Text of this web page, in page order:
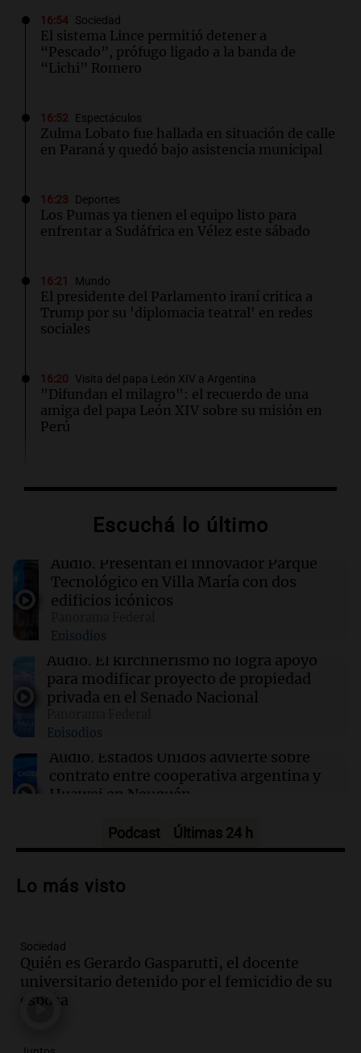
16:54 Sociedad
El sistema Lince permitió detener a
“Pescado”, prófugo ligado a la banda de
“Lichi” Romero
16:52 Espectáculos
Zulma Lobato fue hallada en situación de calle
en Paraná y quedó bajo asistencia municipal
16:23 Deportes
Los Pumas ya tienen el equipo listo para
enfrentar a Sudáfrica en Vélez este sábado
16:21 Mundo
El presidente del Parlamento iraní critica a
Trump por su 'diplomacia teatral' en redes
sociales
16:20 Visita del papa León XIV a Argentina
"Difundan el milagro": el recuerdo de una
amiga del papa León XIV sobre su misión en
Perú
Boca confirmó cuándo llegará al país el
16:06 Mundo
Crisis sanitaria en Cisjordania: las políticas
israelíes afectan gravemente el acceso a la
salud
16:02 Mundo
Las primarias de Tennessee marcan el debut
de un controvertido mapa parlamentario que
divide Memphis
16:00 Política y Economía
Dólar hoy, dólar blue hoy: a cuánto cerró este
jueves 6 de agosto
Escuchá lo último
Audio. Presentan el innovador Parque
Tecnológico en Villa María con dos
edificios icónicos
Episodios
Audio. El kirchnerismo no logra apoyo
para modificar proyecto de propiedad
privada en el Senado Nacional
Episodios
Audio. Estados Unidos advierte sobre
contrato entre cooperativa argentina y
Huawei en Neuquén
Audio.El vicegobernador de Salta resalta
provincia y su integración
Audio.
recordó su paso por Perú: "Nos decía
siempre: ''Difundan el milagro''"
Viva la Radio
Audio.
Podcast Últimas 24 h
Lo más visto
Sociedad
Quién es Gerardo Gasparutti, el docente
universitario detenido por el femicidio de su
esposa